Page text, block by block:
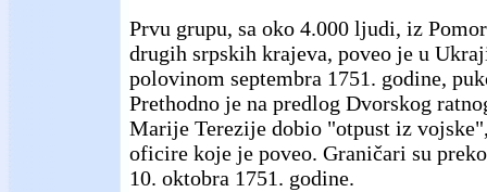
Prvu grupu, sa oko 4.000 ljudi, iz
drugih srpskih krajeva, poveo je u
polovinom septembra 1751. godine,
Prethodno je na predlog Dvorskog
Marije Terezije dobio "otpust iz
oficire koje je poveo. Graničari su
10. oktobra 1751. godine.